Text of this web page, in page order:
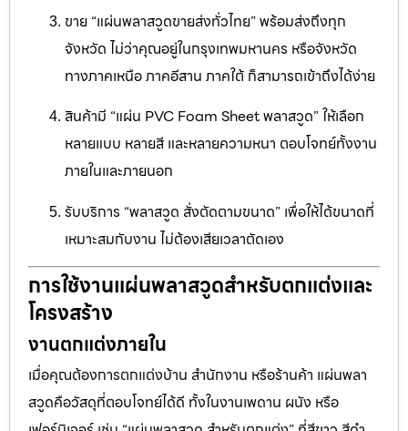
ขาย “แผ่นพลาสวูดขายส่งทั่วไทย” พร้อมส่งถึงทุก
จังหวัด ไม่ว่าคุณอยู่ในกรุงเทพมหานคร หรือจังหวัด
ทางภาคเหนือ ภาคอีสาน ภาคใต้ ก็สามารถเข้าถึงได้ง่าย
สินค้ามี “แผ่น PVC Foam Sheet พลาสวูด” ให้เลือก
หลายแบบ หลายสี และหลายความหนา ตอบโจทย์ทั้งงาน
ภายในและภายนอก
รับบริการ “พลาสวูด สั่งตัดตามขนาด” เพื่อให้ได้ขนาดที่
เหมาะสมกับงาน ไม่ต้องเสียเวลาตัดเอง
การใช้งานแผ่นพลาสวูดสำหรับตกแต่งและ
โครงสร้าง
งานตกแต่งภายใน
เมื่อคุณต้องการตกแต่งบ้าน สำนักงาน หรือร้านค้า แผ่นพลา
สวูดคือวัสดุที่ตอบโจทย์ได้ดี ทั้งในงานเพดาน ผนัง หรือ